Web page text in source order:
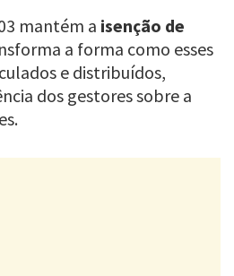
mantém a isenção de
a forma como esses
e distribuídos,
dos gestores sobre a